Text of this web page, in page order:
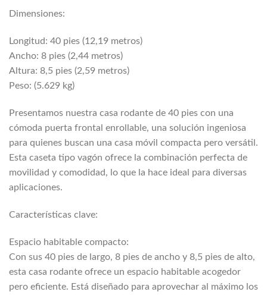
Dimensiones:
Longitud: 40 pies (12,19 metros)
Ancho: 8 pies (2,44 metros)
Altura: 8,5 pies (2,59 metros)
Peso: (5.629 kg)
Presentamos nuestra casa rodante de 40 pies con una
cómoda puerta frontal enrollable, una solución ingeniosa
para quienes buscan una casa móvil compacta pero versátil.
Esta caseta tipo vagón ofrece la combinación perfecta de
movilidad y comodidad, lo que la hace ideal para diversas
aplicaciones.
Características clave:
Espacio habitable compacto:
Con sus 40 pies de largo, 8 pies de ancho y 8,5 pies de alto,
esta casa rodante ofrece un espacio habitable acogedor
pero eficiente. Está diseñado para aprovechar al máximo los